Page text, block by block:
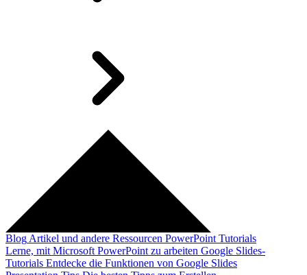
Blog Artikel und andere Ressourcen PowerPoint Tutorials
Lerne, mit Microsoft PowerPoint zu arbeiten Google Slides-
Tutorials Entdecke die Funktionen von Google Slides